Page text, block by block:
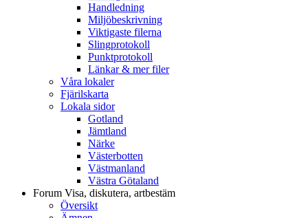
Handledning
Miljöbeskrivning
Viktigaste filerna
Slingprotokoll
Punktprotokoll
Länkar & mer filer
Våra lokaler
Fjärilskarta
Lokala sidor
Gotland
Jämtland
Närke
Västerbotten
Västmanland
Västra Götaland
Forum Visa, diskutera, artbestäm
Översikt